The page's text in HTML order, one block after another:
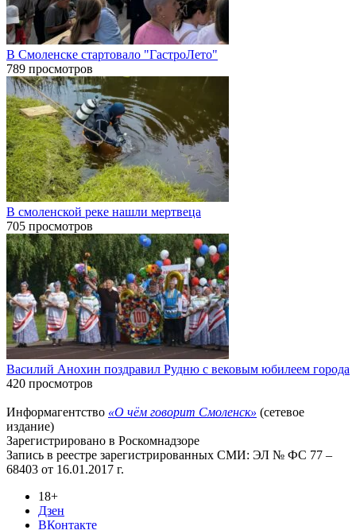
В Смоленске стартовало "ГастроЛето"
789 просмотров
В смоленской реке нашли мертвеца
705 просмотров
Василий Анохин поздравил Рудню с вековым юбилеем города
420 просмотров
Информагентство «О чём говорит Смоленск» (сетевое
издание)
Зарегистрировано в Роскомнадзоре
Запись в реестре зарегистрированных СМИ: ЭЛ № ФС 77 –
68403 от 16.01.2017 г.
18+
Дзен
ВКонтакте